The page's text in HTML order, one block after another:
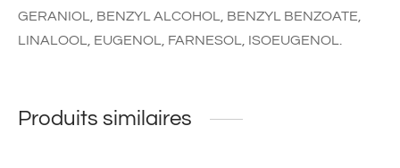
GERANIOL, BENZYL ALCOHOL, BENZYL BENZOATE,
LINALOOL, EUGENOL, FARNESOL, ISOEUGENOL.
Produits similaires